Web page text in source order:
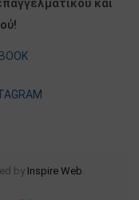
και
by Inspire Web.